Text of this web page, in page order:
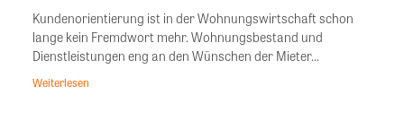
Kundenorientierung ist in der Wohnungswirtschaft schon
lange kein Fremdwort mehr. Wohnungsbestand und
Dienstleistungen eng an den Wünschen der Mieter...
Weiterlesen